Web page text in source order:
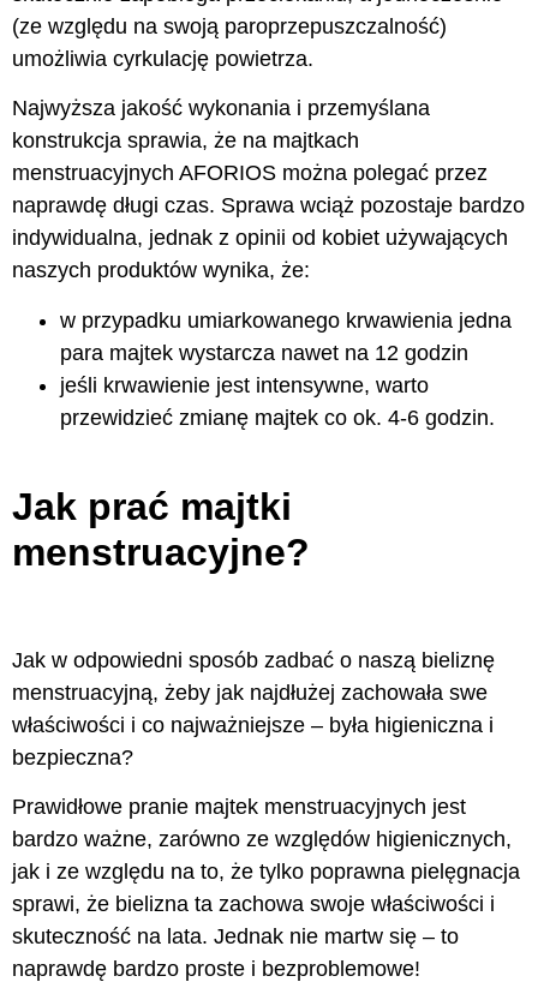
(ze względu na swoją paroprzepuszczalność)
umożliwia cyrkulację powietrza.
Najwyższa jakość wykonania i przemyślana
konstrukcja sprawia, że na majtkach
menstruacyjnych AFORIOS można polegać przez
naprawdę długi czas. Sprawa wciąż pozostaje bardzo
indywidualna, jednak z opinii od kobiet używających
naszych produktów wynika, że:
w przypadku umiarkowanego krwawienia jedna
para majtek wystarcza nawet na 12 godzin
jeśli krwawienie jest intensywne, warto
przewidzieć zmianę majtek co ok. 4-6 godzin.
Jak prać majtki
menstruacyjne?
Jak w odpowiedni sposób zadbać o naszą bieliznę
menstruacyjną, żeby jak najdłużej zachowała swe
właściwości i co najważniejsze – była higieniczna i
bezpieczna?
Prawidłowe pranie majtek menstruacyjnych jest
bardzo ważne, zarówno ze względów higienicznych,
jak i ze względu na to, że tylko poprawna pielęgnacja
sprawi, że bielizna ta zachowa swoje właściwości i
skuteczność na lata. Jednak nie martw się – to
naprawdę bardzo proste i bezproblemowe!